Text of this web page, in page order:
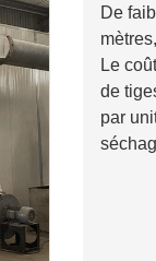
De
Le
de
par